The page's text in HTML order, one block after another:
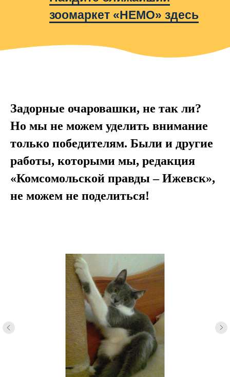
Найдите ближайший
зоомаркет «НЕМО» здесь
Задорные очаровашки, не так ли?
Но мы не можем уделить внимание
только победителям. Были и другие
работы, которыми мы, редакция
«Комсомольской правды – Ижевск»,
не можем не поделиться!